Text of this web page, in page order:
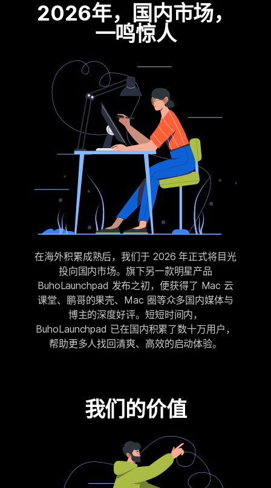
2026年，国内市场，
一鸣惊人
在海外积累成熟后，我们于 2026 年正式将目光
投向国内市场。旗下另一款明星产品
BuhoLaunchpad 发布之初，便获得了 Mac 云
课堂、鹏哥的果壳、Mac 圈等众多国内媒体与
博主的深度好评。短短时间内，
BuhoLaunchpad 已在国内积累了数十万用户，
帮助更多人找回清爽、高效的启动体验。
我们的价值